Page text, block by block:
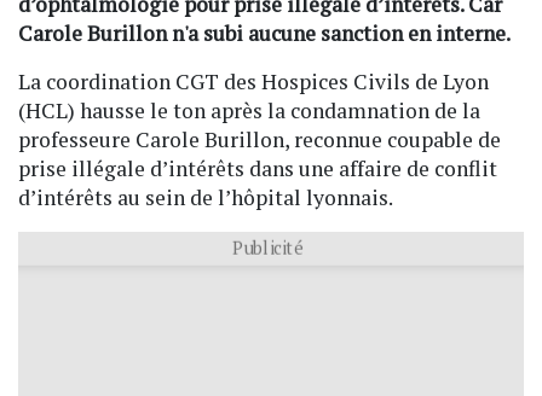
Carole Burillon n'a subi aucune sanction en interne.
La coordination CGT des Hospices Civils de Lyon
(HCL) hausse le ton après la condamnation de la
professeure Carole Burillon, reconnue coupable de
prise illégale d’intérêts dans une affaire de conflit
d’intérêts au sein de l’hôpital lyonnais.
Publicité